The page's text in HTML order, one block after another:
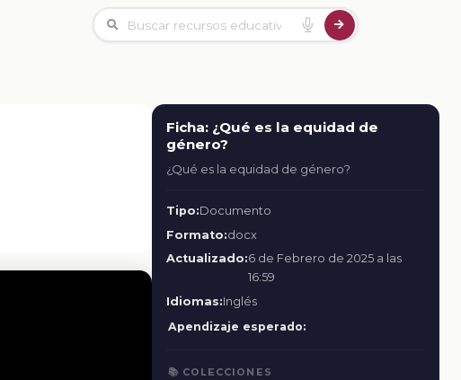
Ficha: ¿Qué es la equidad de
género?
¿Qué es la equidad de género?
Tipo:Documento
Formato:docx
Actualizado:6 de Febrero de 2025 a las
16:59
Idiomas:Inglés
Apendizaje esperado:
📚 COLECCIONES